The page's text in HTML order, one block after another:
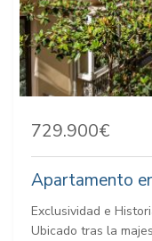
729.900€
Apartamento
Exclusividad e
Ubicado tras la